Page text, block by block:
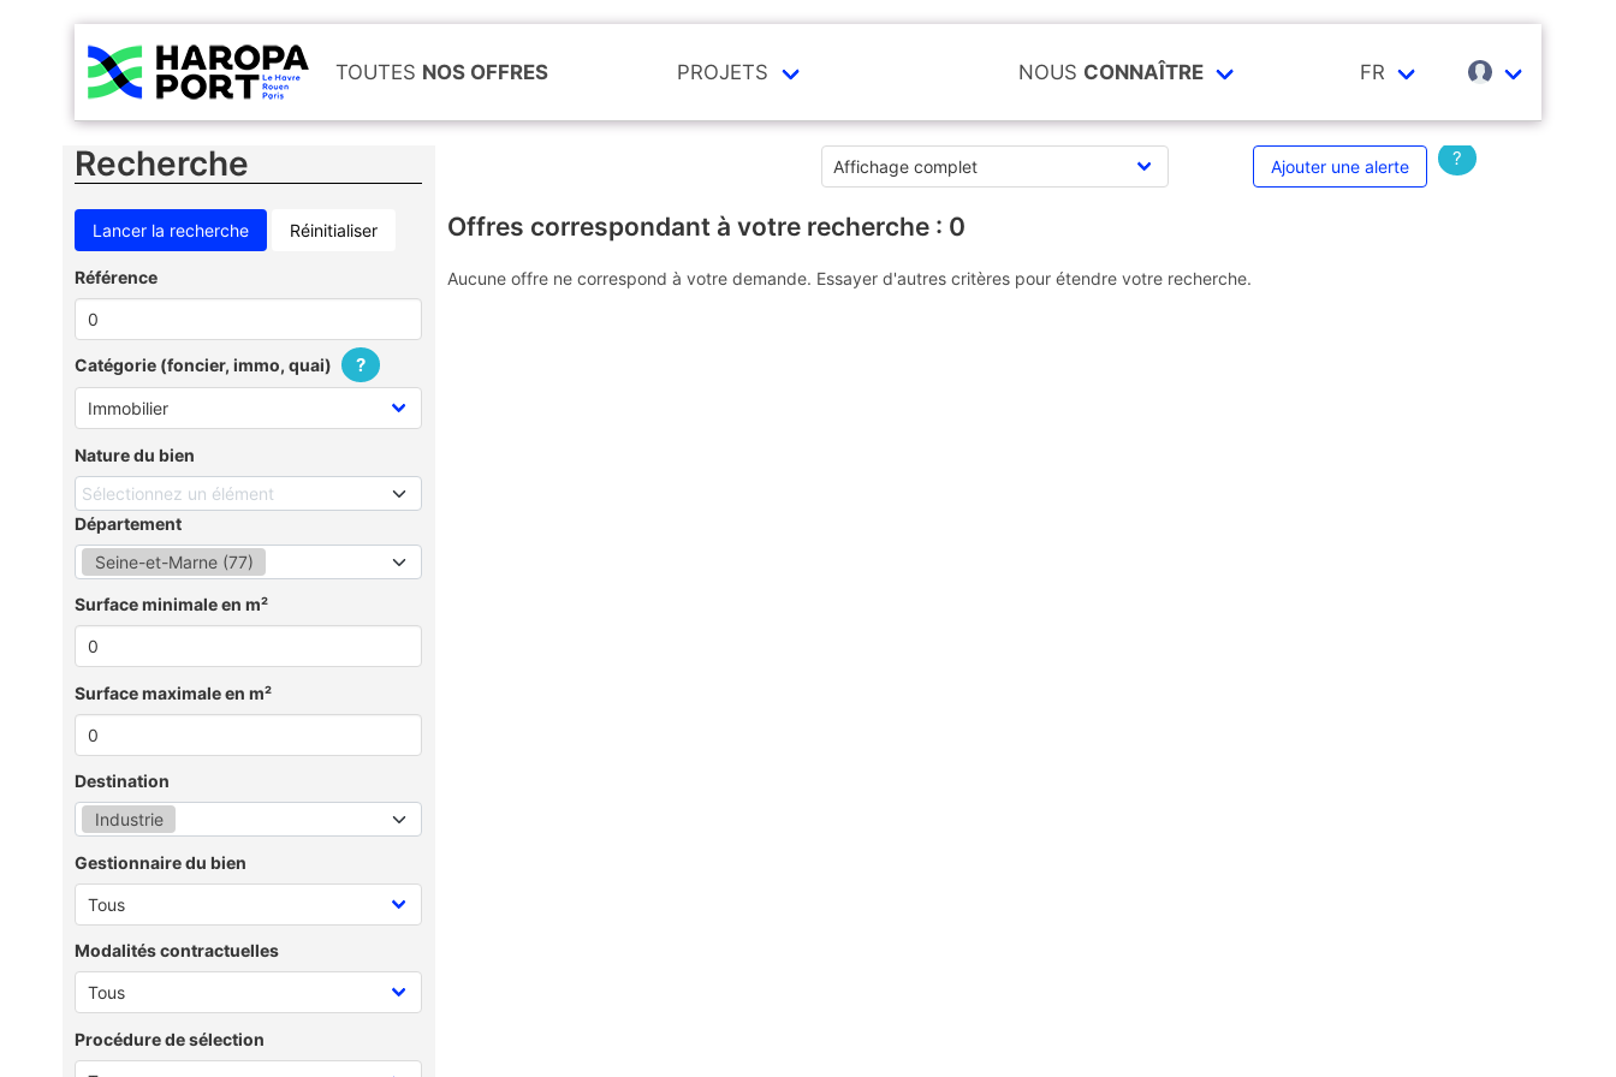
TOUTES NOS OFFRES PROJETS NOUS CONNAÎTRE FR
Recherche
Réinitialiser
Référence
Catégorie (foncier, immo, quai) ?
Nature du bien
Sélectionnez un élément
Département
Seine-et-Marne (77)
Surface minimale en m²
Surface maximale en m²
Destination
Industrie
Gestionnaire du bien
Modalités contractuelles
Procédure de sélection
Ajouter une alerte ?
Offres correspondant à votre recherche : 0
Aucune offre ne correspond à votre demande. Essayer d'autres critères pour étendre votre recherche.